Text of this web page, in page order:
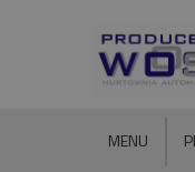
MENU